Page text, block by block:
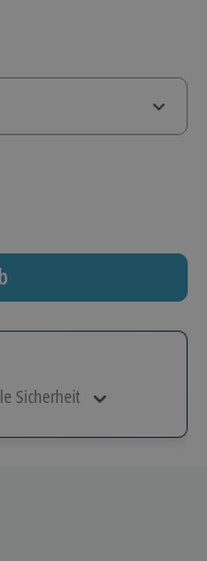
Sicherheit